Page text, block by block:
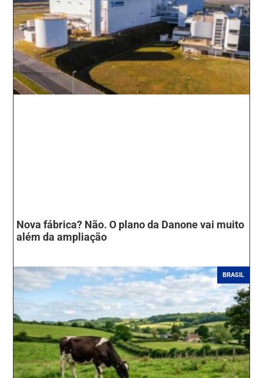
Nova fábrica? Não. O plano da Danone vai muito
além da ampliação
BRASIL